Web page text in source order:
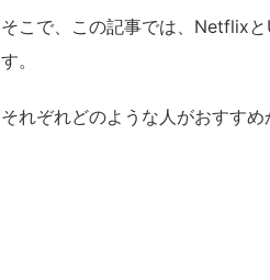
そこで、この記事では、Netflix
す。
それぞれどのような人がおすす